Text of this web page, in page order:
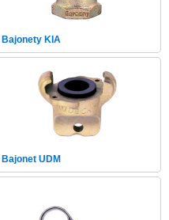
Bajonety KIA
Bajonet UDM